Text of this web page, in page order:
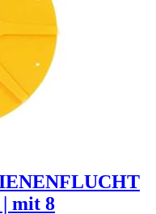
mit 8